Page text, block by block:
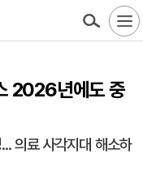
2026년에도 중
의료 사각지대 해소하